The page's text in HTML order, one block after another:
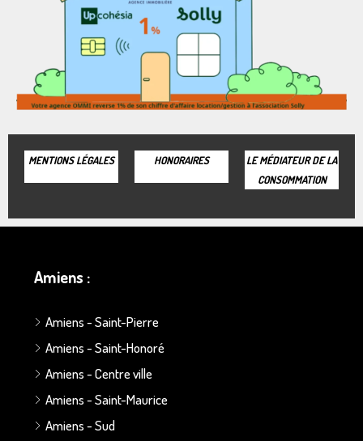
MENTIONS LÉGALES HONORAIRES
LE MÉDIATEUR DE LA
CONSOMMATION
Amiens :
Amiens - Saint-Pierre
Amiens - Saint-Honoré
Amiens - Centre ville
Amiens - Saint-Maurice
Amiens - Sud